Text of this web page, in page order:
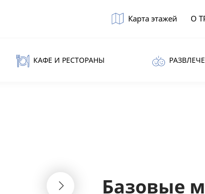
Карта этажей О
КАФЕ И РЕСТОРАНЫ
Базовые